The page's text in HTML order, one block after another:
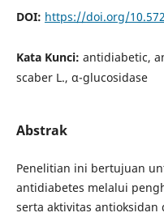
DOI: https://doi.org/
Kata Kunci: antidiabetic,
scaber L., α-glucosidase
Abstrak
Penelitian ini bertujuan
antidiabetes melalui
serta aktivitas antioksidan